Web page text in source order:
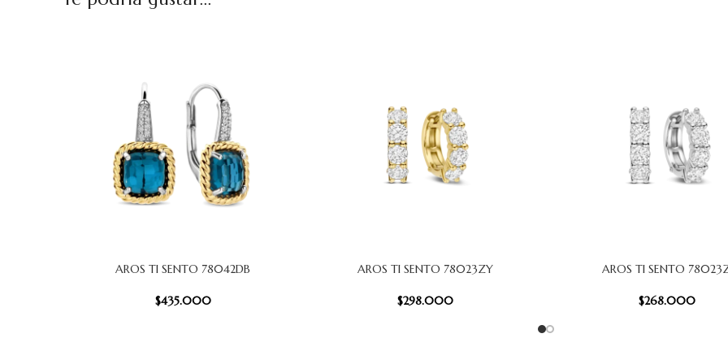
AÑADIR AL CARRITO
AROS TI SENTO 78042DB
$435.000
AÑADIR AL CARRITO
AROS TI SENTO 78023ZY
$298.000
AÑADIR AL CARRITO
AROS TI SENTO
$268.000